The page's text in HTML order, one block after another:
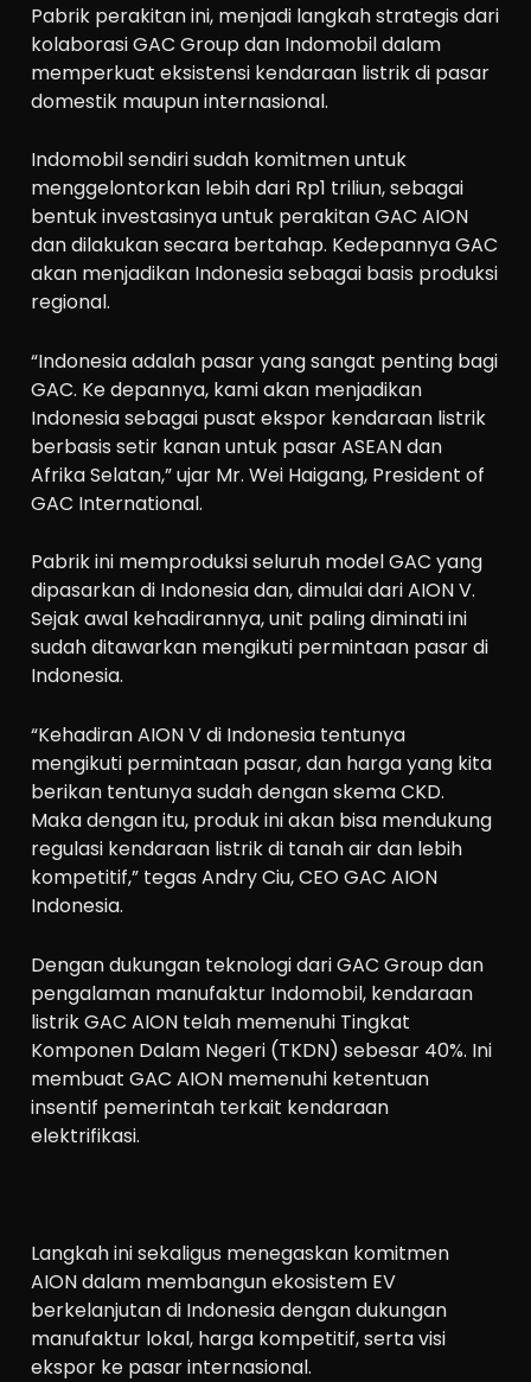
Pabrik perakitan ini, menjadi langkah strategis dari
kolaborasi GAC Group dan Indomobil dalam
memperkuat eksistensi kendaraan listrik di pasar
domestik maupun internasional.
Indomobil sendiri sudah komitmen untuk
menggelontorkan lebih dari Rp1 triliun, sebagai
bentuk investasinya untuk perakitan GAC AION
dan dilakukan secara bertahap. Kedepannya GAC
akan menjadikan Indonesia sebagai basis produksi
regional.
“Indonesia adalah pasar yang sangat penting bagi
GAC. Ke depannya, kami akan menjadikan
Indonesia sebagai pusat ekspor kendaraan listrik
berbasis setir kanan untuk pasar ASEAN dan
Afrika Selatan,” ujar Mr. Wei Haigang, President of
GAC International.
Pabrik ini memproduksi seluruh model GAC yang
dipasarkan di Indonesia dan, dimulai dari AION V.
Sejak awal kehadirannya, unit paling diminati ini
sudah ditawarkan mengikuti permintaan pasar di
Indonesia.
“Kehadiran AION V di Indonesia tentunya
mengikuti permintaan pasar, dan harga yang kita
berikan tentunya sudah dengan skema CKD.
Maka dengan itu, produk ini akan bisa mendukung
regulasi kendaraan listrik di tanah air dan lebih
kompetitif,” tegas Andry Ciu, CEO GAC AION
Indonesia.
Dengan dukungan teknologi dari GAC Group dan
pengalaman manufaktur Indomobil, kendaraan
listrik GAC AION telah memenuhi Tingkat
Komponen Dalam Negeri (TKDN) sebesar 40%. Ini
membuat GAC AION memenuhi ketentuan
insentif pemerintah terkait kendaraan
elektrifikasi.
Langkah ini sekaligus menegaskan komitmen
AION dalam membangun ekosistem EV
berkelanjutan di Indonesia dengan dukungan
manufaktur lokal, harga kompetitif, serta visi
ekspor ke pasar internasional.